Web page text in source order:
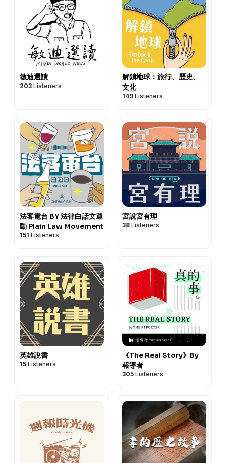
敏迪選讀
203 Listeners
解鎖地球：旅行、歷史、
文化
149 Listeners
法客電台 BY 法律白話文運
動 Plain Law Movement
151 Listeners
宮說宮有理
38 Listeners
英雄說書
15 Listeners
《The Real Story》By
報導者
305 Listeners